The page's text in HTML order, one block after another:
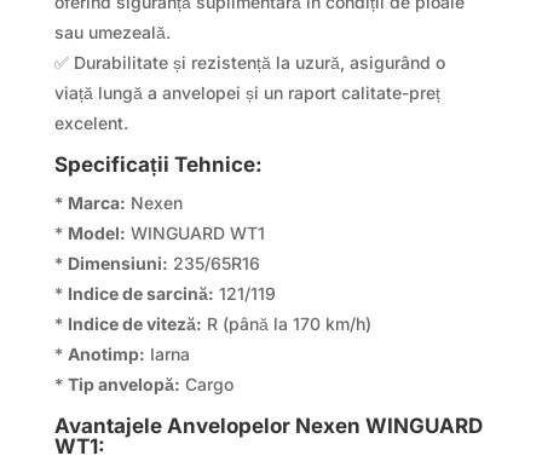
sau umezeală.
✅ Durabilitate și rezistență la uzură, asigurând o
viață lungă a anvelopei și un raport calitate-preț
excelent.
Specificații Tehnice:
* Marca: Nexen
* Model: WINGUARD WT1
* Dimensiuni: 235/65R16
* Indice de sarcină: 121/119
* Indice de viteză: R (până la 170 km/h)
* Anotimp: Iarna
* Tip anvelopă: Cargo
Avantajele Anvelopelor Nexen WINGUARD
WT1: